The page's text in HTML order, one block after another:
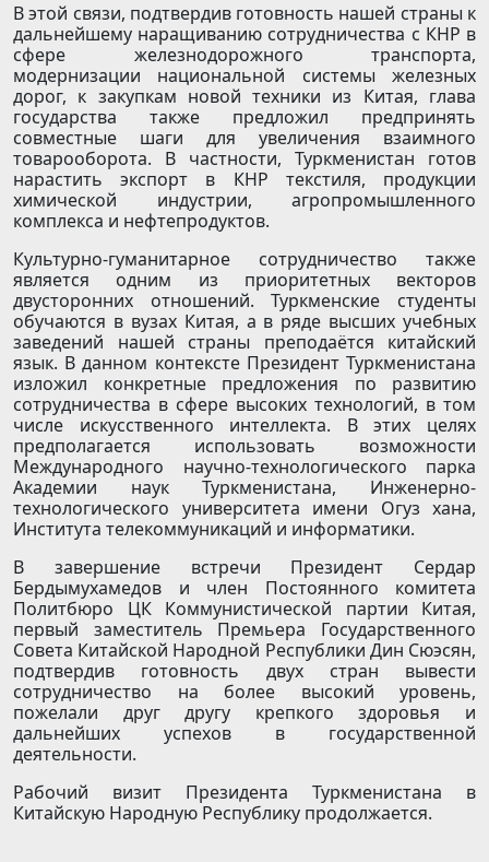
В этой связи, подтвердив готовность нашей страны к
дальнейшему наращиванию сотрудничества с КНР в
сфере железнодорожного транспорта,
модернизации национальной системы железных
дорог, к закупкам новой техники из Китая, глава
государства также предложил предпринять
совместные шаги для увеличения взаимного
товарооборота. В частности, Туркменистан готов
нарастить экспорт в КНР текстиля, продукции
химической индустрии, агропромышленного
комплекса и нефтепродуктов.
Культурно-гуманитарное сотрудничество также
является одним из приоритетных векторов
двусторонних отношений. Туркменские студенты
обучаются в вузах Китая, а в ряде высших учебных
заведений нашей страны преподаётся китайский
язык. В данном контексте Президент Туркменистана
изложил конкретные предложения по развитию
сотрудничества в сфере высоких технологий, в том
числе искусственного интеллекта. В этих целях
предполагается использовать возможности
Международного научно-технологического парка
Академии наук Туркменистана, Инженерно-
технологического университета имени Огуз хана,
Института телекоммуникаций и информатики.
В завершение встречи Президент Сердар
Бердымухамедов и член Постоянного комитета
Политбюро ЦК Коммунистической партии Китая,
первый заместитель Премьера Государственного
Совета Китайской Народной Республики Дин Сюэсян,
подтвердив готовность двух стран вывести
сотрудничество на более высокий уровень,
пожелали друг другу крепкого здоровья и
дальнейших успехов в государственной
деятельности.
Рабочий визит Президента Туркменистана в
Китайскую Народную Республику продолжается.